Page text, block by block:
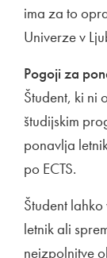
ima za to
Univerze v
Pogoji za
Študent, ki ni
študijskim
ponavlja
po ECTS.
Študent
letnik ali
neizpolnitve